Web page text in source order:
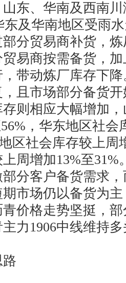
东、华南及西南
东及华南地区受雨
分贸易商补货，
易商按需备货，
带动炼厂库存下
且市场部分备货
则相应大幅增加
，华东地区社会
区社会库存较上周
周增加13%至31%
分客户备货需求
市场仍以备货为
价格走势坚挺，
力1906中线维持